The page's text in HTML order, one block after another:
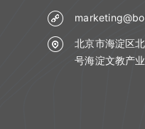
北京市海淀区
号海淀文教产